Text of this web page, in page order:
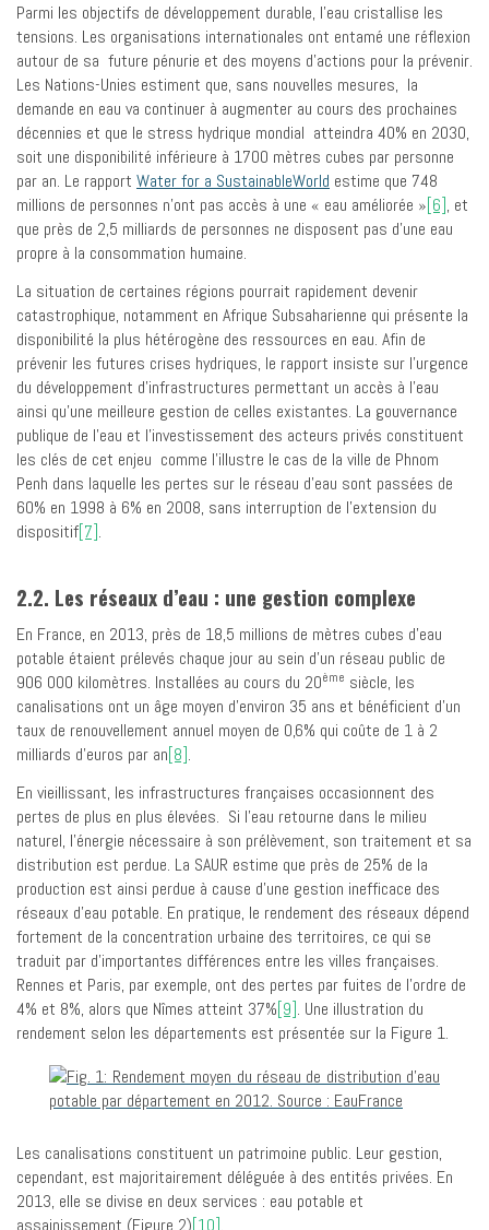
Parmi les objectifs de développement durable, l’eau cristallise les
tensions. Les organisations internationales ont entamé une réflexion
autour de sa future pénurie et des moyens d’actions pour la prévenir.
Les Nations-Unies estiment que, sans nouvelles mesures, la
demande en eau va continuer à augmenter au cours des prochaines
décennies et que le stress hydrique mondial atteindra 40% en 2030,
soit une disponibilité inférieure à 1700 mètres cubes par personne
par an. Le rapport Water for a SustainableWorld estime que 748
millions de personnes n’ont pas accès à une « eau améliorée »[6], et
que près de 2,5 milliards de personnes ne disposent pas d’une eau
propre à la consommation humaine.
La situation de certaines régions pourrait rapidement devenir
catastrophique, notamment en Afrique Subsaharienne qui présente la
disponibilité la plus hétérogène des ressources en eau. Afin de
prévenir les futures crises hydriques, le rapport insiste sur l’urgence
du développement d’infrastructures permettant un accès à l’eau
ainsi qu’une meilleure gestion de celles existantes. La gouvernance
publique de l’eau et l’investissement des acteurs privés constituent
les clés de cet enjeu comme l’illustre le cas de la ville de Phnom
Penh dans laquelle les pertes sur le réseau d’eau sont passées de
60% en 1998 à 6% en 2008, sans interruption de l’extension du
dispositif[7].
2.2. Les réseaux d’eau : une gestion complexe
En France, en 2013, près de 18,5 millions de mètres cubes d’eau
potable étaient prélevés chaque jour au sein d’un réseau public de
906 000 kilomètres. Installées au cours du 20ème siècle, les
canalisations ont un âge moyen d’environ 35 ans et bénéficient d’un
taux de renouvellement annuel moyen de 0,6% qui coûte de 1 à 2
milliards d’euros par an[8].
En vieillissant, les infrastructures françaises occasionnent des
pertes de plus en plus élevées. Si l’eau retourne dans le milieu
naturel, l’énergie nécessaire à son prélèvement, son traitement et sa
distribution est perdue. La SAUR estime que près de 25% de la
production est ainsi perdue à cause d’une gestion inefficace des
réseaux d’eau potable. En pratique, le rendement des réseaux dépend
fortement de la concentration urbaine des territoires, ce qui se
traduit par d’importantes différences entre les villes françaises.
Rennes et Paris, par exemple, ont des pertes par fuites de l’ordre de
4% et 8%, alors que Nîmes atteint 37%[9]. Une illustration du
rendement selon les départements est présentée sur la Figure 1.
Les canalisations constituent un patrimoine public. Leur gestion,
cependant, est majoritairement déléguée à des entités privées. En
2013, elle se divise en deux services : eau potable et
assainissement (Figure 2)[10].